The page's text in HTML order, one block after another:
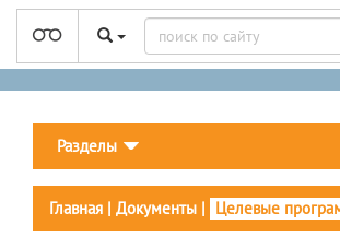
Разделы
Главная | Документы | Целевые